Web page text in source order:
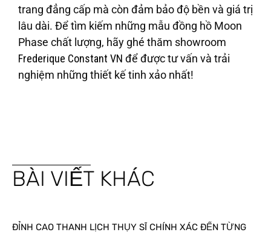
trang đẳng cấp mà còn đảm bảo độ bền và giá trị
lâu dài. Để tìm kiếm những mẫu đồng hồ Moon
Phase chất lượng, hãy ghé thăm showroom
Frederique Constant VN để được tư vấn và trải
nghiệm những thiết kế tinh xảo nhất!
BÀI VIẾT KHÁC
ĐỈNH CAO THANH LỊCH THỤY SĨ CHÍNH XÁC ĐẾN TỪNG